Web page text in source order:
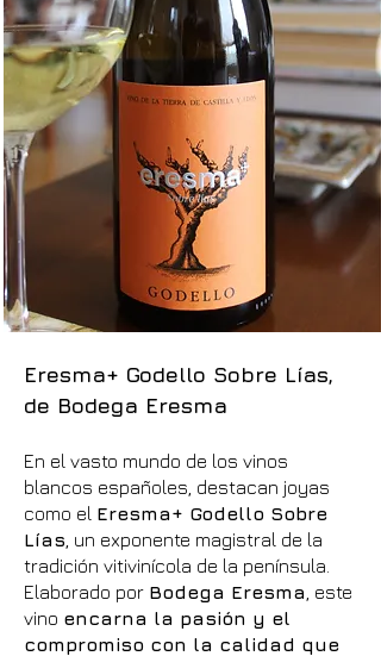
Eresma+ Godello Sobre Lías,
de Bodega Eresma
En el vasto mundo de los vinos
blancos españoles, destacan joyas
como el Eresma+ Godello Sobre
Lías , un exponente magistral de la
tradición vitivinícola de la península.
Elaborado por Bodega Eresma , este
vino encarna la pasión y el
compromiso con la calidad que